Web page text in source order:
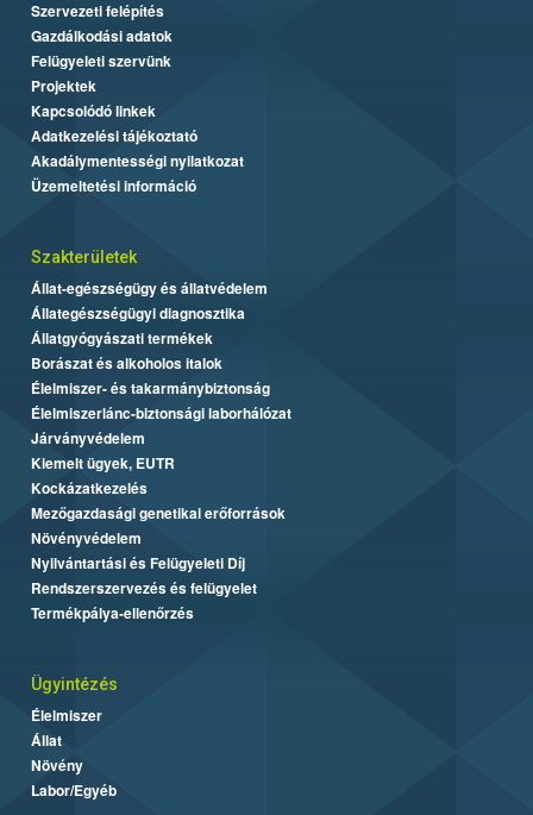
Szervezeti felépítés
Gazdálkodási adatok
Felügyeleti szervünk
Projektek
Kapcsolódó linkek
Adatkezelési tájékoztató
Akadálymentességi nyilatkozat
Üzemeltetési információ
Szakterületek
Állat-egészségügy és állatvédelem
Állategészségügyi diagnosztika
Állatgyógyászati termékek
Borászat és alkoholos italok
Élelmiszer- és takarmánybiztonság
Élelmiszerlánc-biztonsági laborhálózat
Járványvédelem
Kiemelt ügyek, EUTR
Kockázatkezelés
Mezőgazdasági genetikai erőforrások
Növényvédelem
Nyilvántartási és Felügyeleti Díj
Rendszerszervezés és felügyelet
Termékpálya-ellenőrzés
Ügyintézés
Élelmiszer
Állat
Növény
Labor/Egyéb